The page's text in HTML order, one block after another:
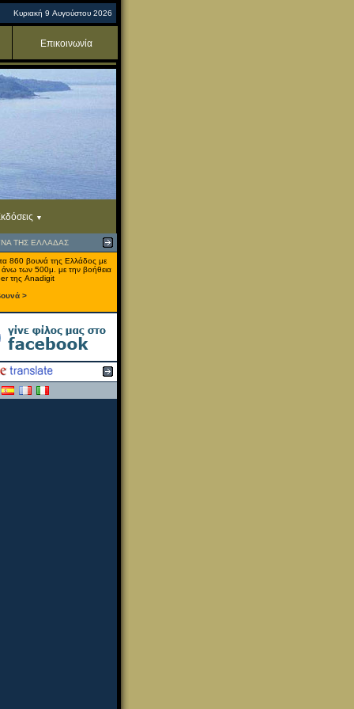
Κυριακή 9 Αυγούστου 2026
Επικοινωνία
ΤΗΣ ΕΛΛΑΔΑΣ
860 βουνά της Ελλάδος με
των 500μ. με την βοήθεια
της Anadigit
>